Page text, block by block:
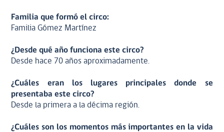
Familia que formó el circo:
Familia Gómez Martínez
¿Desde qué año funciona este circo?
Desde hace 70 años aproximadamente.
¿Cuáles eran los lugares principales donde se
presentaba este circo?
Desde la primera a la décima región.
¿Cuáles son los momentos más importantes en la vida